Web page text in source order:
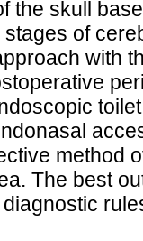
the skull
of
with
method
The best